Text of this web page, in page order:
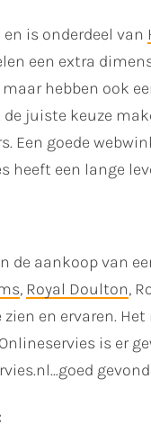
is onderdeel van
een extra
hebben ook
juiste keuze
Een goede
heeft een lange
aankoop van
, Royal Doulton,
en ervaren.
is er